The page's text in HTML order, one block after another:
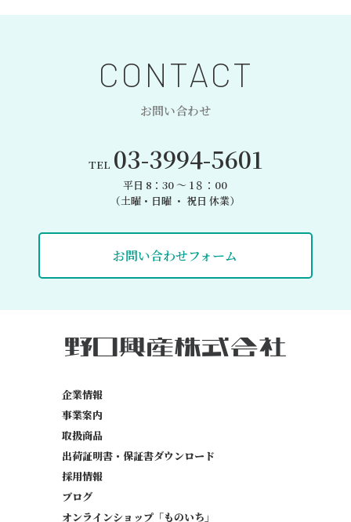
CONTACT
お問い合わせ
TEL 03-3994-5601
平日 8：30 〜 1８：00
（土曜・日曜 ・ 祝日 休業）
お問い合わせフォーム
企業情報
事業案内
取扱商品
出荷証明書・保証書ダウンロード
採用情報
ブログ
オンラインショップ「ものいち」